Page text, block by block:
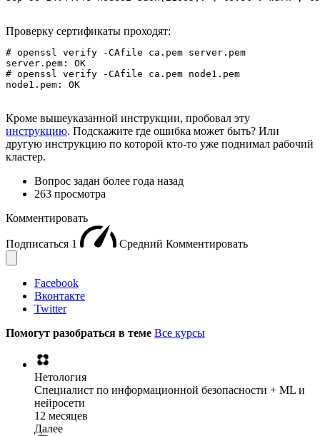
Проверку сертификаты проходят:
# openssl verify -CAfile ca.pem server.pem
server.pem: OK
# openssl verify -CAfile ca.pem node1.pem
node1.pem: OK
Кроме вышеуказанной инструкции, пробовал эту
инструкцию. Подскажите где ошибка может быть? Или
другую инструкцию по которой кто-то уже поднимал рабочий
кластер.
Вопрос задан более года назад
263 просмотра
Комментировать
Подписаться 1 Средний Комментировать
Facebook
Вконтакте
Twitter
Помогут разобраться в теме Все курсы
Нетология
Специалист по информационной безопасности + ML и
нейросети
12 месяцев
Далее